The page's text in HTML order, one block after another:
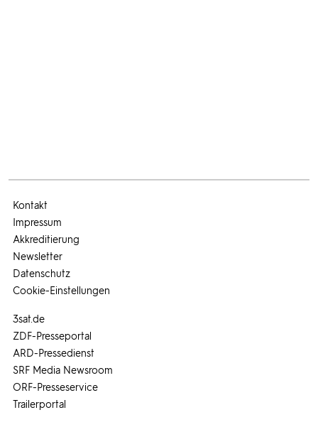
3sat.de
ZDF-Presseportal
ARD-Pressedienst
SRF Media Newsroom
ORF-Presseservice
Trailerportal
Kontakt
Impressum
Akkreditierung
Newsletter
Datenschutz
Cookie-Einstellungen